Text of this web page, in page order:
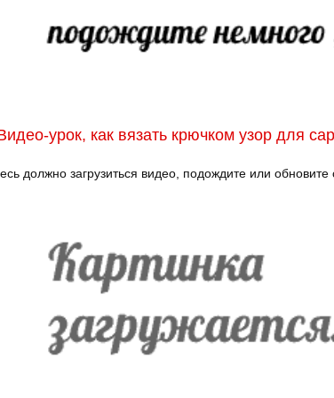
урок, как вязать крючком узор для
должно загрузиться видео, подождите или обновите